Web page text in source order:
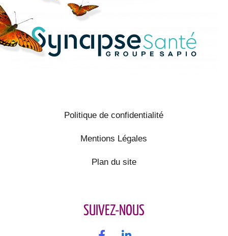
Politique de confidentialité
Mentions Légales
Plan du site
SUIVEZ-NOUS